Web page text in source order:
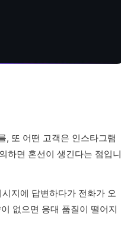
, 또 어떤 고객은 인스타그램
하면 혼선이 생긴다는 점입니
지에 답변하다가 전화가 오
없으면 응대 품질이 떨어지